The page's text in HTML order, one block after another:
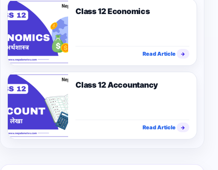
Class 12 Economics
Read Article →
Class 12 Accountancy
Read Article →